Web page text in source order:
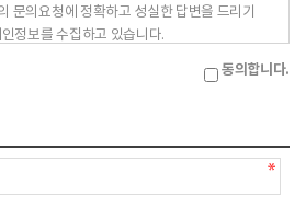
문의요청에 정확하고 성실한 답변을 드리기
정보를 수집하고 있습니다.
이용에 관하여 아래와 같이 고지하오니 충분
동의합니다.